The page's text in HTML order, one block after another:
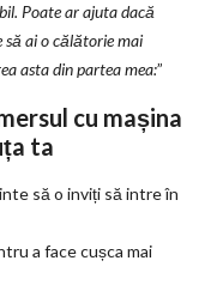
Poate ar ajuta dacă
să ai o călătorie mai
asta din partea mea:”
cu mașina
ta
să o inviți să intre în
a face cușca mai